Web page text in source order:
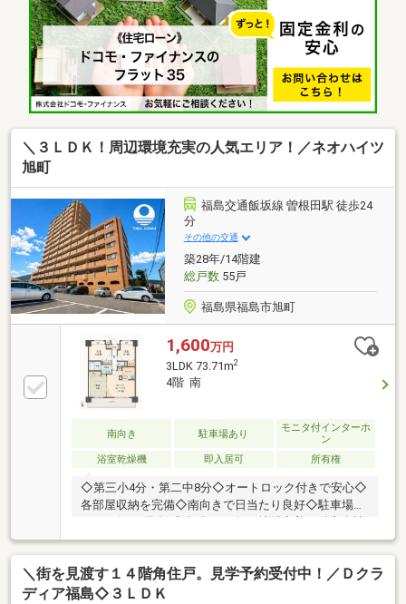
ローンのご相談は無料！／「通るか不安…」「自己資
金が少ないけど大丈夫？」という段階でもお気軽にご
相談ください。ライフプランのご相談も可能です。◆
キッズスペース完備でお子様連れも安心！おむつ替え
やミルクのお湯なども対応可能。ご家族みなさまで安
心してご来店ください。
＼３ＬＤＫ！周辺環境充実の人気エリア！／ネオハイツ
旭町
福島交通飯坂線 曽根田駅 徒歩24
分
その他の交通
築28年/14階建
総戸数55戸
福島県福島市旭町
1,600万円
3LDK 73.71m2
4階 南
南向き 駐車場あり
モニタ付インターホ
ン
浴室乾燥機
即入居可 所有権
◇第三小4分・第二中8分◇オートロック付きで安心◇
各部屋収納を完備◇南向きで日当たり良好◇駐車場空
です！Google口コミ 4.7！地元のお客様から多くの高
評価をいただいています。＼住宅ローンのご相談は無
料！／「通るか不安…」「自己資金が少ないけど大丈
夫？」という段階でもお気軽にご相談ください。ライ
＼街を見渡す１４階角住戸。見学予約受付中！／Ｄクラ
ディア福島◇３ＬＤＫ